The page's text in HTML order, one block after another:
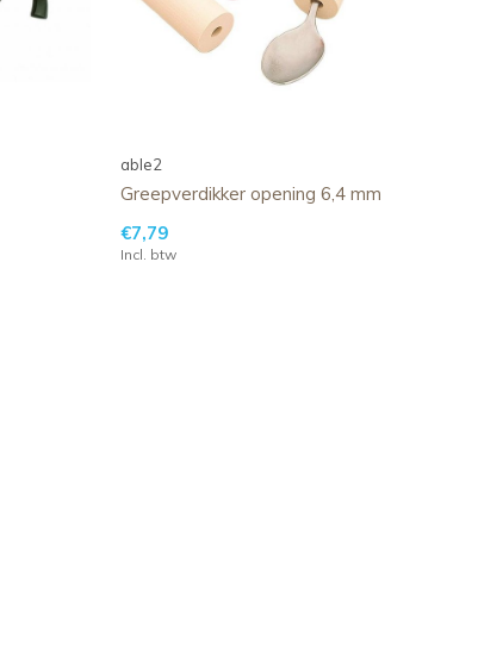
able2
Greepverdikker opening 6,4 mm
€7,79
Incl. btw